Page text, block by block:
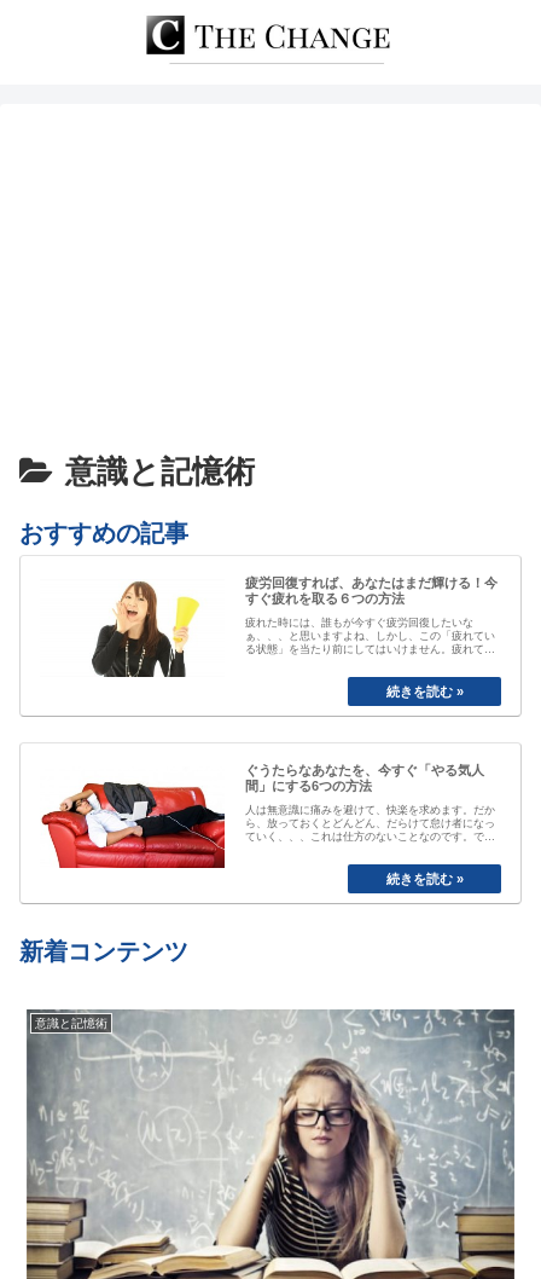
意識と記憶術
おすすめの記事
疲労回復すれば、あなたはまだ輝ける！今
すぐ疲れを取る６つの方法
疲れた時には、誰もが今すぐ疲労回復したいな
ぁ、、、と思いますよね、しかし、この「疲れてい
る状態」を当たり前にしてはいけません。疲れてい
がて気付かなくなってしまいます。「最近疲れてい
ますよね」と誰かに声を掛けられるまで、自分は大
丈夫と思ってしまっていたり、いつのまにか覇気が
感…
ぐうたらなあなたを、今すぐ「やる気人
間」にする6つの方法
人は無意識に痛みを避けて、快楽を求めます。だか
ら、放っておくとどんどん、だらけて怠け者になっ
ていく、、、これは仕方のないことなのです。で
私も以前は、おもいきり、「ぐうたら属性」でし
た。食べたら寝る、めんどくさいから明日でいい
や、、と言い続けて結局やらない、忘れてしまう
etc…
新着コンテンツ
意識と記憶術